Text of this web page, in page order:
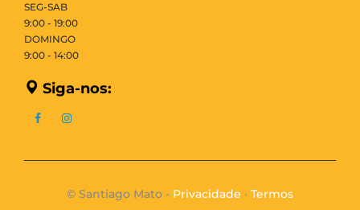
SEG-SAB
9:00 - 19:00
DOMINGO
9:00 - 14:00
Siga-nos:
© Santiago Mato - Privacidade · Termos